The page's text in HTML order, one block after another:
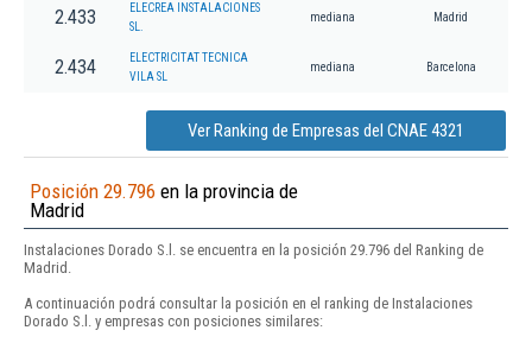
2.433
ELECREA INSTALACIONES
SL.
mediana Madrid
2.434
ELECTRICITAT TECNICA
VILA SL
mediana Barcelona
Ver Ranking de Empresas del CNAE 4321
Posición 29.796 en la provincia de
Madrid
Instalaciones Dorado S.l. se encuentra en la posición 29.796 del Ranking de
Madrid.
A continuación podrá consultar la posición en el ranking de Instalaciones
Dorado S.l. y empresas con posiciones similares: